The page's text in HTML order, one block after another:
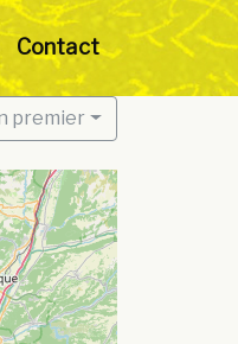
Contact
premier